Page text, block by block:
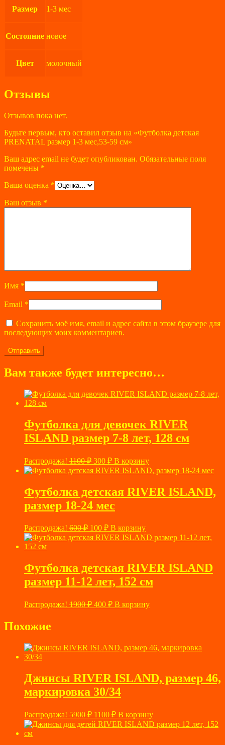
Размер 1-3 мес
Состояние новое
Цвет молочный
Отзывы
Отзывов пока нет.
Будьте первым, кто оставил отзыв на «Футболка детская
PRENATAL размер 1-3 мес,53-59 см»
Ваш адрес email не будет опубликован. Обязательные поля
помечены *
Ваша оценка *
Ваш отзыв *
Имя *
Email *
Сохранить моё имя, email и адрес сайта в этом браузере для
последующих моих комментариев.
Вам также будет интересно…
Футболка для девочек RIVER
ISLAND размер 7-8 лет, 128 см
Распродажа! 1100₽ Первоначальная
цена
составляла
300 ₽Текущая
цена:
В корзину
Футболка детская RIVER ISLAND,
размер 18-24 мес
Распродажа! 600₽ Первоначальная
цена
составляла
100 ₽Текущая
цена:
В корзину
Футболка детская RIVER ISLAND
размер 11-12 лет, 152 см
Распродажа! 1900₽ Первоначальная
400 ₽Текущая
цена:
В корзину
Похожие
Джинсы RIVER ISLAND, размер 46,
маркировка 30/34
Распродажа! 5900₽ Первоначальная
цена
составляла
1100 ₽Текущая
цена:
В корзину